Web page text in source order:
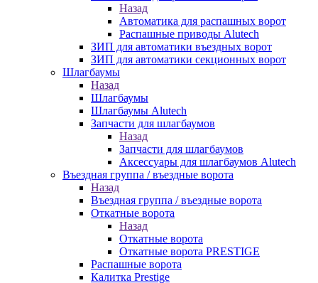
Назад
Автоматика для распашных ворот
Распашные приводы Alutech
ЗИП для автоматики въездных ворот
ЗИП для автоматики секционных ворот
Шлагбаумы
Назад
Шлагбаумы
Шлагбаумы Alutech
Запчасти для шлагбаумов
Назад
Запчасти для шлагбаумов
Аксессуары для шлагбаумов Alutech
Въездная группа / въездные ворота
Назад
Въездная группа / въездные ворота
Откатные ворота
Назад
Откатные ворота
Откатные ворота PRESTIGE
Распашные ворота
Калитка Prestige